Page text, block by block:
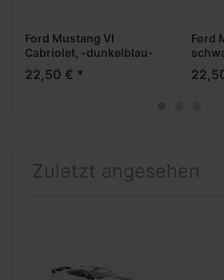
Ford Mustang VI
Cabriolet, -dunkelblau-
2020 ***PCX-Modell***
22,50 € *
Ford
Zuletzt angesehen